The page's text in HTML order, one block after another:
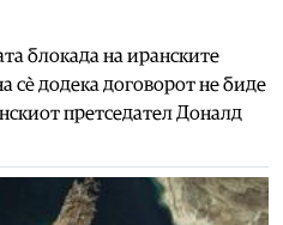
блокада на иранските
сè додека договорот не биде
претседател Доналд